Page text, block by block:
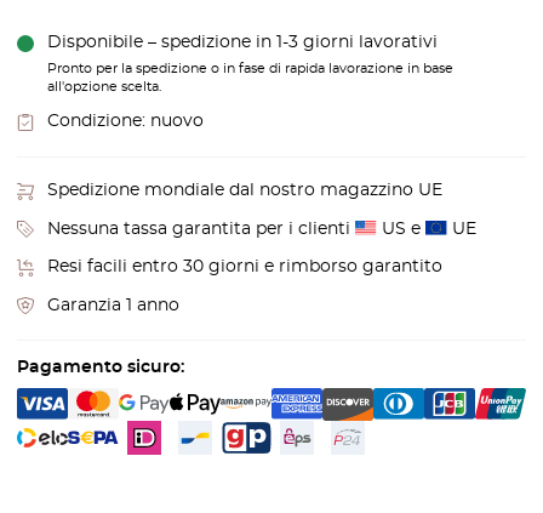
Disponibile – spedizione in 1-3 giorni lavorativi
Pronto per la spedizione o in fase di rapida lavorazione in base
all'opzione scelta.
Condizione: nuovo
Spedizione mondiale dal nostro magazzino UE
Nessuna tassa garantita per i clienti US e UE
Resi facili entro 30 giorni e rimborso garantito
Garanzia 1 anno
Pagamento sicuro: